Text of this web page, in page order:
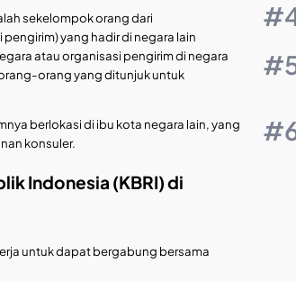
sekelompok orang dari
yang hadir di negara lain
atau organisasi pengirim di negara
orang yang ditunjuk untuk
berlokasi di ibu kota negara lain, yang
konsuler.
Indonesia (KBRI) di
untuk dapat bergabung bersama